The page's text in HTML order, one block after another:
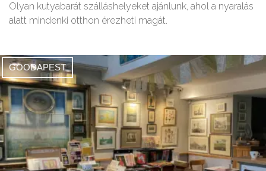
Olyan kutyabarát szálláshelyeket ajánlunk, ahol a nyaralás
alatt mindenki otthon érezheti magát.
GOODAPEST